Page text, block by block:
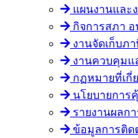
แผนงานและ
กิจการสภา อ
งานจัดเก็บภ
งานควบคุมแ
กฏหมายที่เกี่
นโยบายการ
รายงานผลก
ข้อมูลการติด